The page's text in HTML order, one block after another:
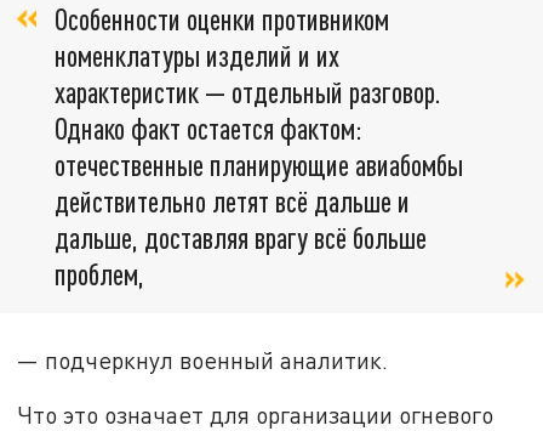
Особенности оценки противником
номенклатуры изделий и их
характеристик — отдельный разговор.
Однако факт остается фактом:
отечественные планирующие авиабомбы
действительно летят всё дальше и
дальше, доставляя врагу всё больше
проблем,
— подчеркнул военный аналитик.
Что это означает для организации огневого